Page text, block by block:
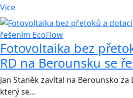
Více
Fotovoltaika bez
RD na Berounsku se
Jan Staněk zavítal na Berounsko
který se…